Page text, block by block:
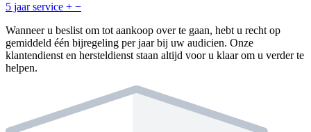
5 jaar service + −
Wanneer u beslist om tot aankoop over te gaan, hebt u recht op
gemiddeld één bijregeling per jaar bij uw audicien. Onze
klantendienst en hersteldienst staan altijd voor u klaar om u verder te
helpen.